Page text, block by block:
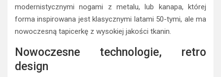
modernistycznymi nogami z metalu, lub kanapa, której
forma inspirowana jest klasycznymi latami 50-tymi, ale ma
nowoczesną tapicerkę z wysokiej jakości tkanin.
Nowoczesne technologie, retro
design